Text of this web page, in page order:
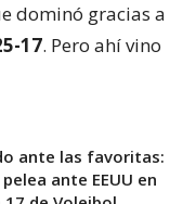
dominó gracias a
17. Pero ahí vino
ante las favoritas:
ante EEUU en